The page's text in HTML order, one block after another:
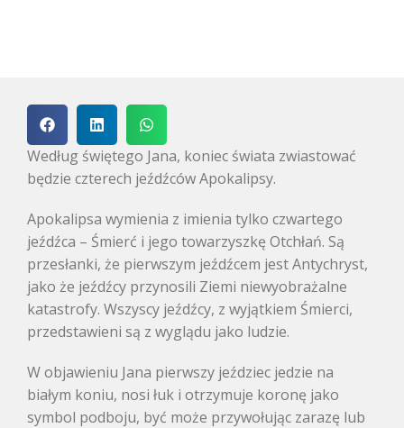
Według świętego Jana, koniec świata zwiastować
będzie czterech jeźdźców Apokalipsy.
Apokalipsa wymienia z imienia tylko czwartego
jeźdźca – Śmierć i jego towarzyszkę Otchłań. Są
przesłanki, że pierwszym jeźdźcem jest Antychryst,
jako że jeźdźcy przynosili Ziemi niewyobrażalne
katastrofy. Wszyscy jeźdźcy, z wyjątkiem Śmierci,
przedstawieni są z wyglądu jako ludzie.
W objawieniu Jana pierwszy jeździec jedzie na
białym koniu, nosi łuk i otrzymuje koronę jako
symbol podboju, być może przywołując zarazę lub